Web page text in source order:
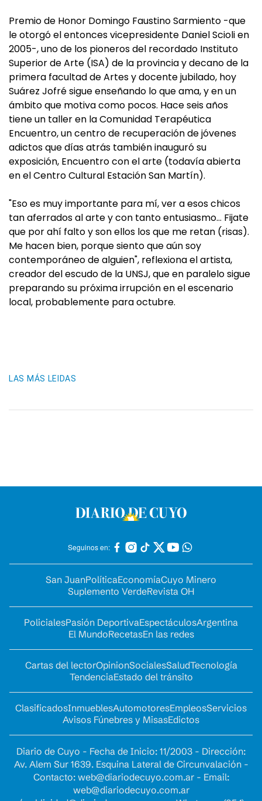
Premio de Honor Domingo Faustino Sarmiento -que
le otorgó el entonces vicepresidente Daniel Scioli en
2005-, uno de los pioneros del recordado Instituto
Superior de Arte (ISA) de la provincia y decano de la
primera facultad de Artes y docente jubilado, hoy
Suárez Jofré sigue enseñando lo que ama, y en un
ámbito que motiva como pocos. Hace seis años
tiene un taller en la Comunidad Terapéutica
Encuentro, un centro de recuperación de jóvenes
adictos que días atrás también inauguró su
exposición, Encuentro con el arte (todavía abierta
en el Centro Cultural Estación San Martín).
"Eso es muy importante para mí, ver a esos chicos
tan aferrados al arte y con tanto entusiasmo… Fijate
que por ahí falto y son ellos los que me retan (risas).
Me hacen bien, porque siento que aún soy
contemporáneo de alguien", reflexiona el artista,
creador del escudo de la UNSJ, que en paralelo sigue
preparando su próxima irrupción en el escenario
local, probablemente para octubre.
LAS MÁS LEIDAS
Seguinos en:
San JuanPolíticaEconomíaCuyo Minero
Suplemento VerdeRevista OH
PolicialesPasión DeportivaEspectáculosArgentina
El MundoRecetasEn las redes
Cartas del lectorOpinionSocialesSaludTecnología
TendenciaEstado del tránsito
ClasificadosInmueblesAutomotoresEmpleosServicios
Avisos Fúnebres y MisasEdictos
Diario de Cuyo - Fecha de Inicio: 11/2003 - Dirección:
Av. Alem Sur 1639. Esquina Lateral de Circunvalación -
Contacto: web@diariodecuyo.com.ar- Email:
web@diariodecuyo.com.ar